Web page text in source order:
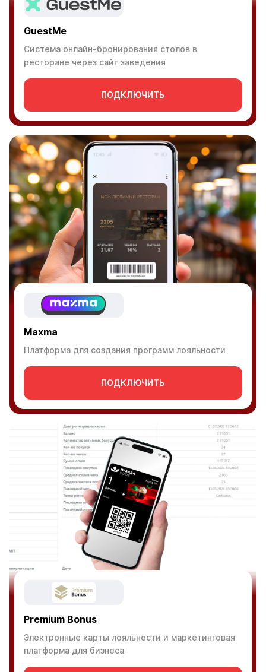
GuestMe
Система онлайн-бронирования столов в
ресторане через сайт заведения
ПОДКЛЮЧИТЬ
Maxma
Платформа для создания программ лояльности
ПОДКЛЮЧИТЬ
Premium Bonus
Электронные карты лояльности и маркетинговая
платформа для бизнеса